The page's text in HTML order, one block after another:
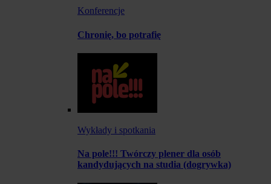
Konferencje
Chronię, bo potrafię
Wykłady i spotkania
Na pole!!! Twórczy plener dla osób
kandydujących na studia (dogrywka)